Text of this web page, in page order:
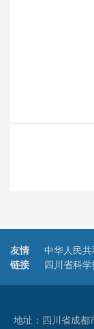
友情
链接
中华人民
四川省科
地址：四川省成都